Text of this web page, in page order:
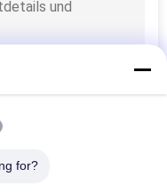
for?